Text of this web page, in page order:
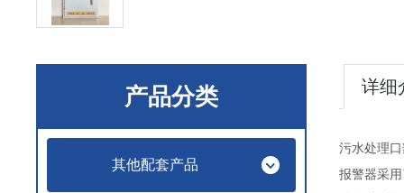
产品分类
其他配套产品
详细
污水处理
报警器采